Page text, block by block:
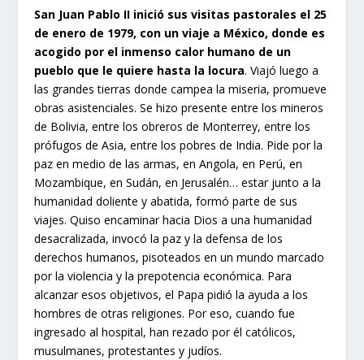
San Juan Pablo II inició sus visitas pastorales el 25
de enero de 1979, con un viaje a México, donde es
acogido por el inmenso calor humano de un
pueblo que le quiere hasta la locura. Viajó luego a
las grandes tierras donde campea la miseria, promueve
obras asistenciales. Se hizo presente entre los mineros
de Bolivia, entre los obreros de Monterrey, entre los
prófugos de Asia, entre los pobres de India. Pide por la
paz en medio de las armas, en Angola, en Perú, en
Mozambique, en Sudán, en Jerusalén… estar junto a la
humanidad doliente y abatida, formó parte de sus
viajes. Quiso encaminar hacia Dios a una humanidad
desacralizada, invocó la paz y la defensa de los
derechos humanos, pisoteados en un mundo marcado
por la violencia y la prepotencia económica. Para
alcanzar esos objetivos, el Papa pidió la ayuda a los
hombres de otras religiones. Por eso, cuando fue
ingresado al hospital, han rezado por él católicos,
musulmanes, protestantes y judíos.